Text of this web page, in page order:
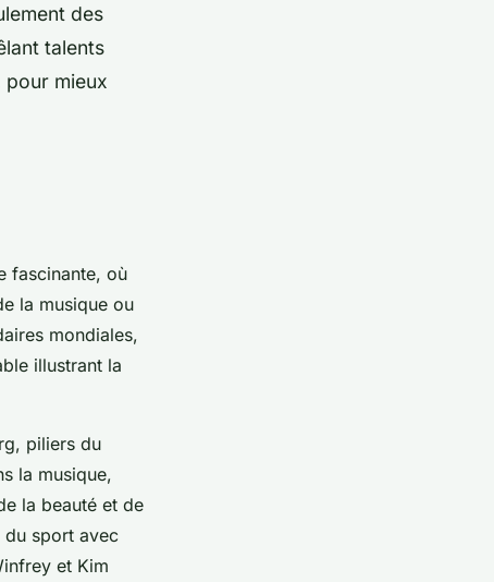
des
talents
pour mieux
fascinante, où
la musique ou
mondiales,
illustrant la
piliers du
la musique,
la beauté et de
du sport avec
et Kim